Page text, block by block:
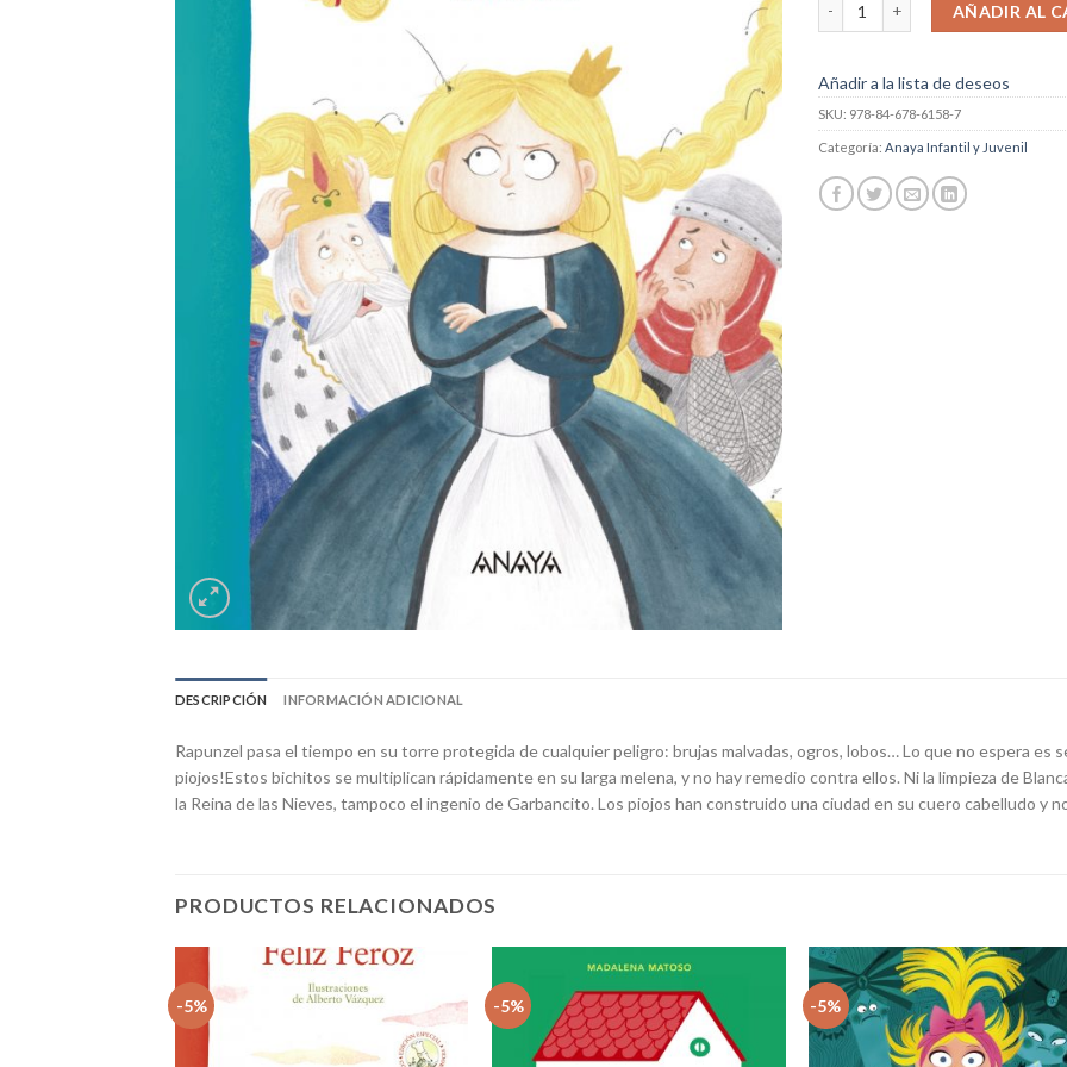
AÑADIR AL
Añadir a la lista de deseos
SKU: 978-84-678-6158-7
Categoría: Anaya Infantil y Juvenil
DESCRIPCIÓN INFORMACIÓN ADICIONAL
Rapunzel pasa el tiempo en su torre protegida de cualquier peligro: brujas malvadas, ogros, lobos… Lo que no espera es
piojos!Estos bichitos se multiplican rápidamente en su larga melena, y no hay remedio contra ellos. Ni la limpieza de
la Reina de las Nieves, tampoco el ingenio de Garbancito. Los piojos han construido una ciudad en su cuero cabelludo y
PRODUCTOS RELACIONADOS
-5%
Añadir
lista
de
-5%
de
-5%
a la